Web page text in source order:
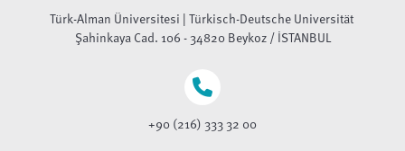
Türk-Alman Üniversitesi | Türkisch-Deutsche Universität
Şahinkaya Cad. 106 - 34820 Beykoz / İSTANBUL
+90 (216) 333 32 00